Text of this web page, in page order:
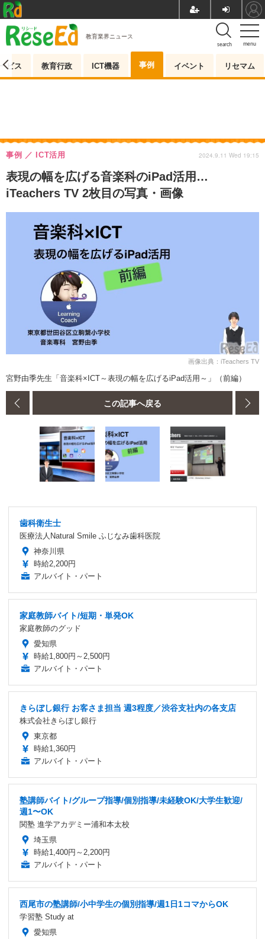
menu
search
教育業界ニュース
ビス 教育行政 ICT機器 事例 イベント リセマム
表現の幅を広げる音楽科のiPad活用…
iTeachers TV 2枚目の写真・画像
事例 ICT活用 2024.9.11 Wed 19:15
画像出典：iTeachers TV
宮野由季先生「音楽科×ICT～表現の幅を広げるiPad活用～」（前編）
この記事へ戻る
歯科衛生士
医療法人Natural Smile ふじなみ歯科医院
神奈川県
時給2,200円
アルバイト・パート
家庭教師バイト/短期・単発OK
家庭教師のグッド
愛知県
時給1,800円～2,500円
アルバイト・パート
きらぼし銀行 お客さま担当 週3程度／渋谷支社内の各支店
株式会社きらぼし銀行
東京都
時給1,360円
アルバイト・パート
塾講師バイト/グループ指導/個別指導/未経験OK/大学生歓迎/
週1〜OK
関塾 進学アカデミー浦和本太校
埼玉県
時給1,400円～2,200円
アルバイト・パート
西尾市の塾講師/小中学生の個別指導/週1日1コマからOK
学習塾 Study at
愛知県